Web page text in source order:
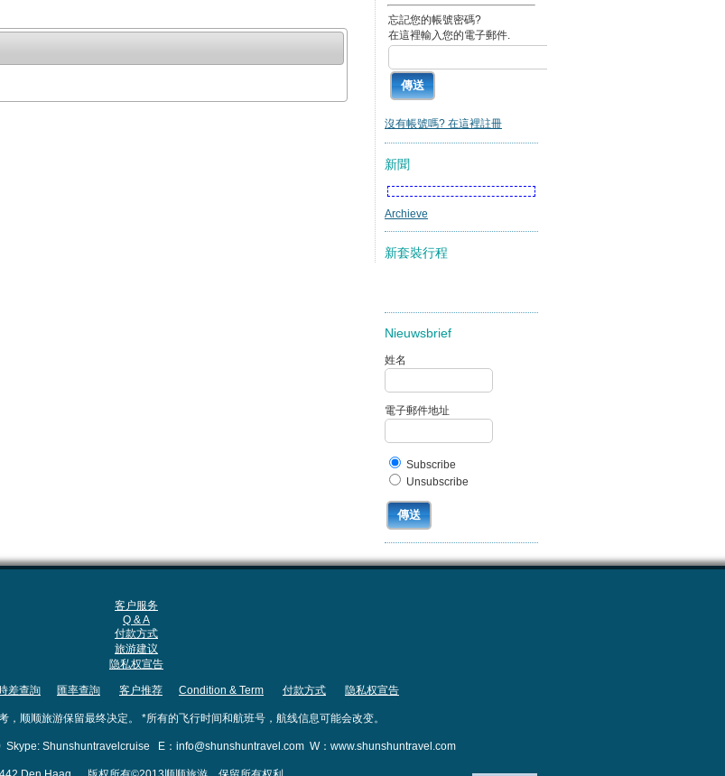
忘記您的帳號密碼?
在這裡輸入您的電子郵件.
沒有帳號嗎? 在這裡註冊
新聞
Archieve
新套裝行程
Nieuwsbrief
姓名
電子郵件地址
Subscribe
Unsubscribe
客户服务
Q & A
付款方式
旅游建议
隐私权宣告
差查詢 匯率查詢 客户推荐 Condition & Term 付款方式 隐私权宣告
，顺顺旅游保留最终决定。 *所有的飞行时间和航班号，航线信息可能会改变。
Skype: Shunshuntravelcruise E：info@shunshuntravel.com W：www.shunshuntravel.com